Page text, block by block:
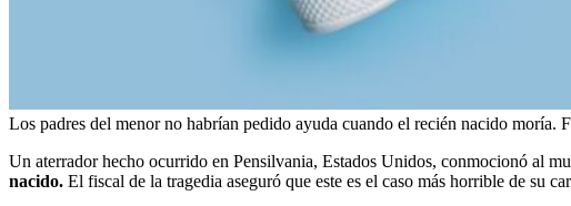
Los padres del menor no habrían pedido ayuda cuando el recién nacido moría.
Un aterrador hecho ocurrido en Pensilvania, Estados Unidos, conmocionó al
nacido. El fiscal de la tragedia aseguró que este es el caso más horrible de su